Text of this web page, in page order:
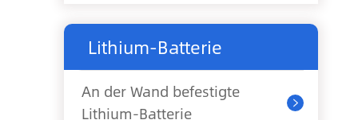
Lithium-Batterie
An der Wand befestigte
Lithium-Batterie
